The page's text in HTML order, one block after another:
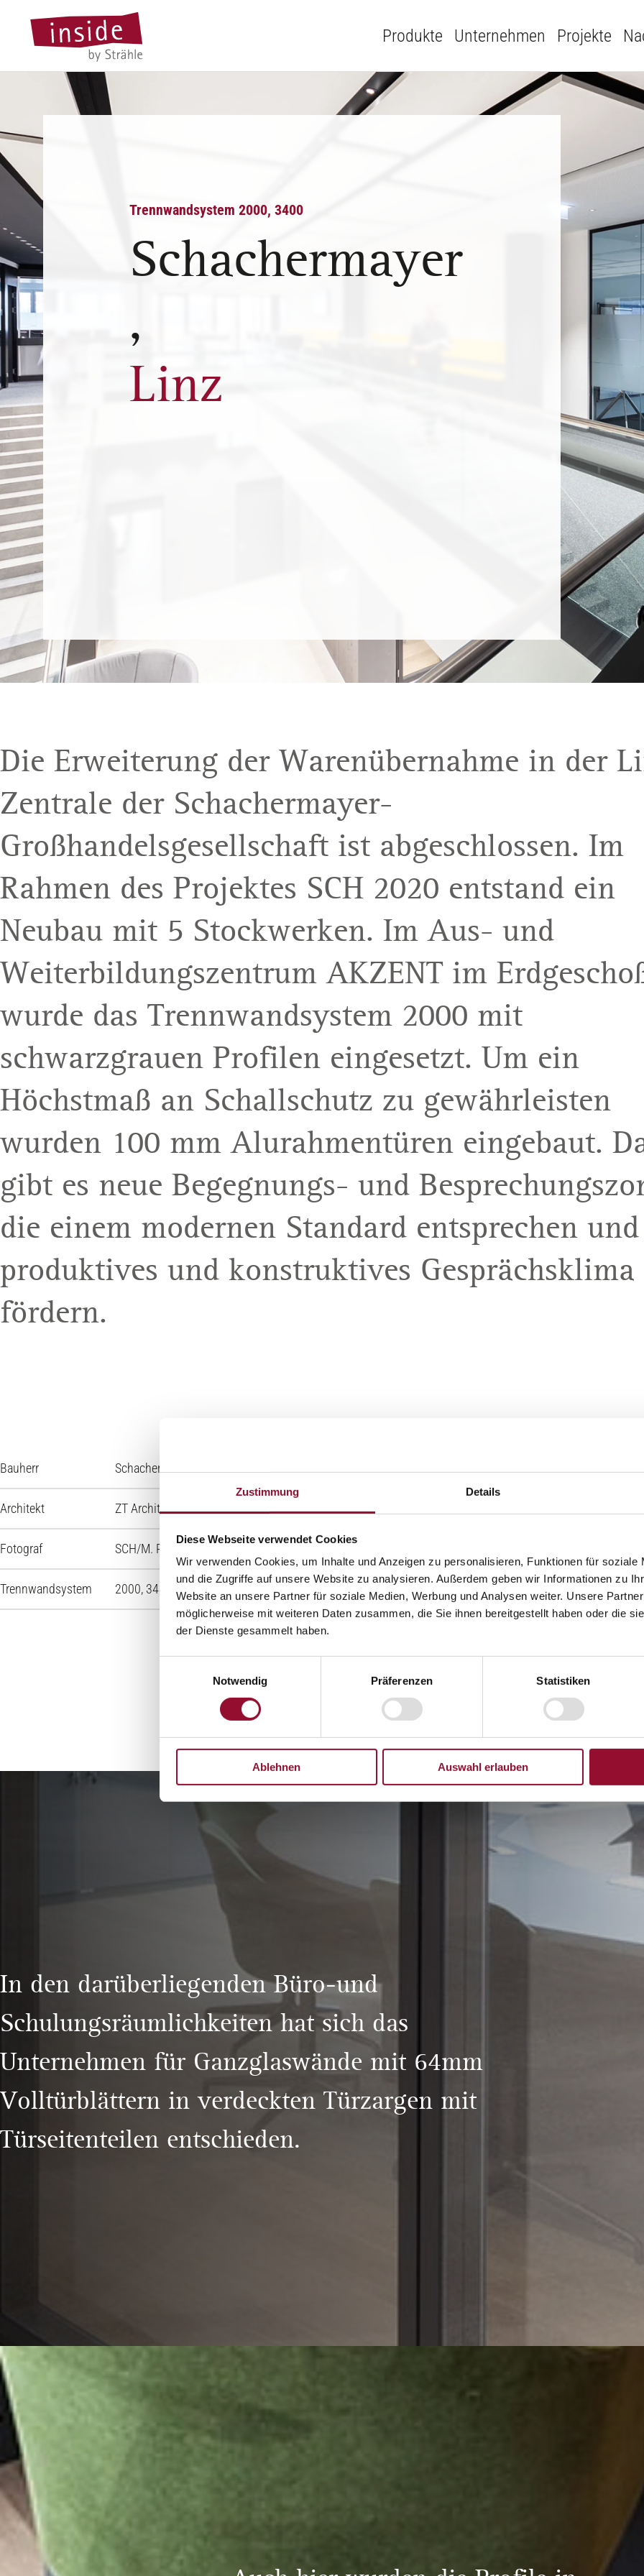
Zustimmung Details
Diese Webseite verwendet Cookies
Wir verwenden Cookies, um Inhalte und Anzeigen zu personalisieren, Funktionen für soziale
und die Zugriffe auf unsere Website zu analysieren. Außerdem geben wir Informationen zu
Website an unsere Partner für soziale Medien, Werbung und Analysen weiter. Unsere
möglicherweise mit weiteren Daten zusammen, die Sie ihnen bereitgestellt haben oder die
der Dienste gesammelt haben.
Notwendig
Präferenzen Statistiken
Ablehnen Auswahl erlauben
Produkte Unternehmen Projekte
Trennwandsystem 2000, 3400
Schachermayer
,
Linz
Die Erweiterung der Warenübernahme in der
Zentrale der Schachermayer-
Großhandelsgesellschaft ist abgeschlossen. Im
Rahmen des Projektes SCH 2020 entstand ein
Neubau mit 5 Stockwerken. Im Aus- und
Weiterbildungszentrum AKZENT im
wurde das Trennwandsystem 2000 mit
schwarzgrauen Profilen eingesetzt. Um ein
Höchstmaß an Schallschutz zu gewährleisten
wurden 100 mm Alurahmentüren eingebaut.
gibt es neue Begegnungs- und
die einem modernen Standard entsprechen
produktives und konstruktives Gesprächsklima
fördern.
Bauherr Schachermayer-Großhandelsgesellschaft m.b.H.
Architekt ZT Architekt DI Helmut Siegel
Fotograf SCH/M. Reichl
Trennwandsystem 2000, 3400 Glasline
In den darüberliegenden Büro-und
Schulungsräumlichkeiten hat sich das
Unternehmen für Ganzglaswände mit 64mm
Volltürblättern in verdeckten Türzargen mit
Türseitenteilen entschieden.